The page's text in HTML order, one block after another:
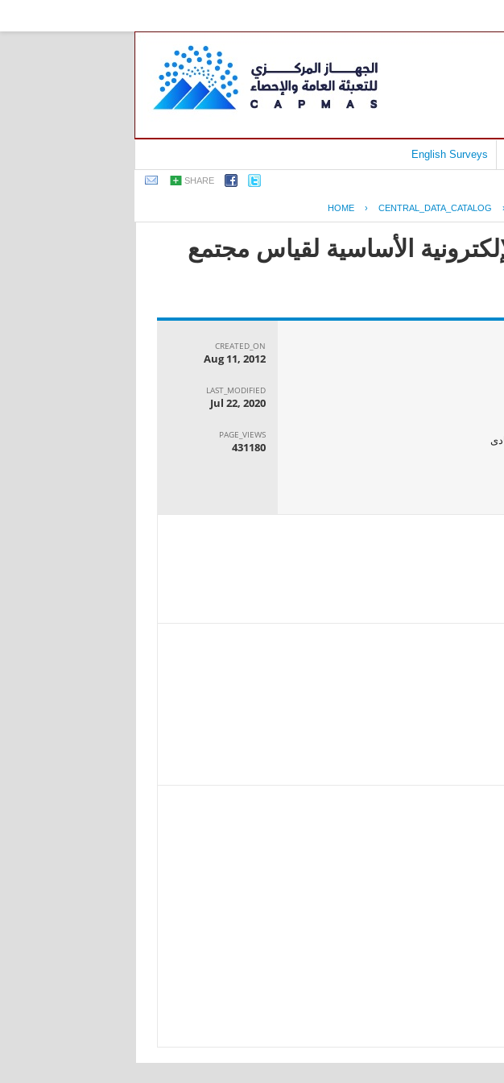
English Surveys
SHARE
HOME › CENTRAL_DATA_CATALOG
الأساسية لقياس مجتمع
CREATED_ON
Aug 11, 2012
LAST_MODIFIED
Jul 22, 2020
PAGE_VIEWS
431180